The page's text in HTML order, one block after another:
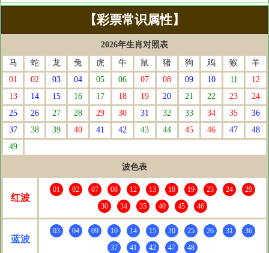
【彩票常识属性】
2026年生肖对照表
马
蛇 龙 兔 虎 牛 鼠 猪 狗 鸡 猴
羊
01
02 03 04 05 06 07 08 09 10 11
12
13
14 15 16 17 18 19 20 21 22 23
24
25
26 27 28 29 30 31 32 33 34 35
36
37
38 39 40 41 42 43 44 45 46 47
48
49
波色表
红波
01 02 07 08 12 13 18 19 23 24
29
30
34 35 40 45 46
蓝波
03 04 09 10 14 15 20 25 26 31
36
37
41 42 47 48